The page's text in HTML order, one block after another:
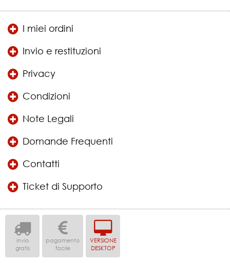
I miei ordini
Invio e restituzioni
Privacy
Condizioni
Note Legali
Domande Frequenti
Contatti
Ticket di Supporto
invio
gratis
pagamento
facile
VERSIONE
DESKTOP